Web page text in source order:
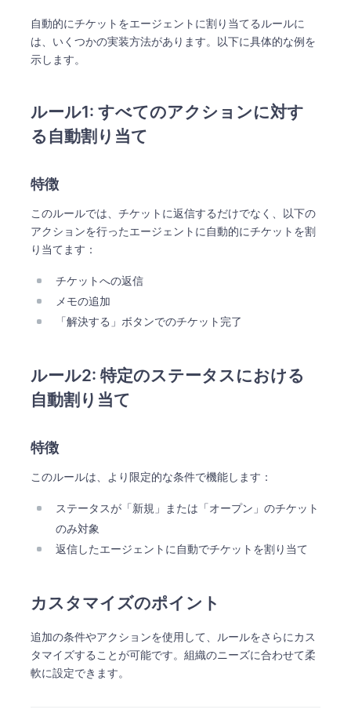
自動的にチケットをエージェントに割り当てるルールに
は、いくつかの実装方法があります。以下に具体的な例を
示します。
ルール1: すべてのアクションに対す
る自動割り当て
特徴
このルールでは、チケットに返信するだけでなく、以下の
アクションを行ったエージェントに自動的にチケットを割
り当てます：
チケットへの返信
メモの追加
「解決する」ボタンでのチケット完了
ルール2: 特定のステータスにおける
自動割り当て
特徴
このルールは、より限定的な条件で機能します：
ステータスが「新規」または「オープン」のチケット
のみ対象
返信したエージェントに自動でチケットを割り当て
カスタマイズのポイント
追加の条件やアクションを使用して、ルールをさらにカス
タマイズすることが可能です。組織のニーズに合わせて柔
軟に設定できます。